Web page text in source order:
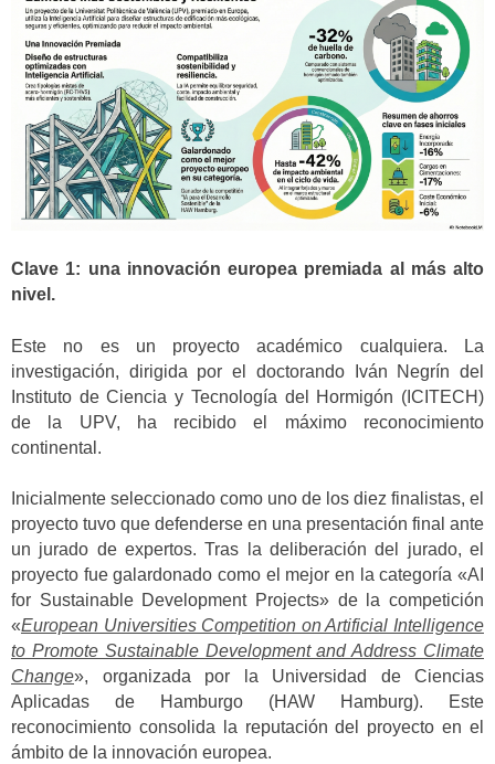
Clave 1: una innovación europea premiada al más alto
nivel.
Este no es un proyecto académico cualquiera. La
investigación, dirigida por el doctorando Iván Negrín del
Instituto de Ciencia y Tecnología del Hormigón (ICITECH)
de la UPV, ha recibido el máximo reconocimiento
continental.
Inicialmente seleccionado como uno de los diez finalistas, el
proyecto tuvo que defenderse en una presentación final ante
un jurado de expertos. Tras la deliberación del jurado, el
proyecto fue galardonado como el mejor en la categoría «AI
for Sustainable Development Projects» de la competición
«European Universities Competition on Artificial Intelligence
to Promote Sustainable Development and Address Climate
Change», organizada por la Universidad de Ciencias
Aplicadas de Hamburgo (HAW Hamburg). Este
reconocimiento consolida la reputación del proyecto en el
ámbito de la innovación europea.